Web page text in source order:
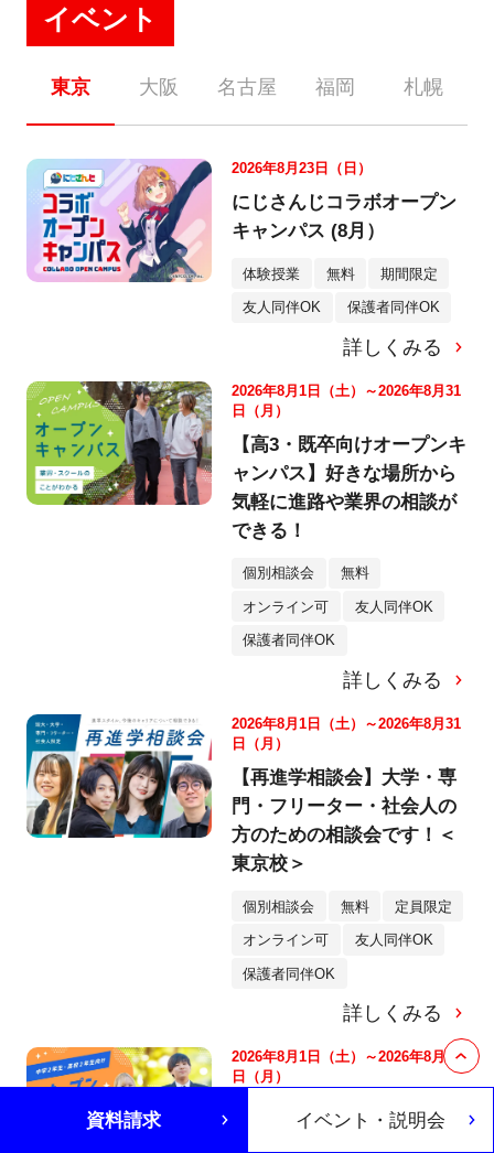
イベント
東京 大阪 名古屋 福岡 札幌
2026年8月23日（日）
にじさんじコラボオープン
キャンパス (8月）
体験授業 無料 期間限定
友人同伴OK 保護者同伴OK
詳しくみる
2026年8月1日（土）～2026年8月31
日（月）
【高3・既卒向けオープンキ
ャンパス】好きな場所から
気軽に進路や業界の相談が
できる！
個別相談会 無料
オンライン可 友人同伴OK
保護者同伴OK
詳しくみる
2026年8月1日（土）～2026年8月31
日（月）
【再進学相談会】大学・専
門・フリーター・社会人の
方のための相談会です！＜
東京校＞
個別相談会 無料 定員限定
オンライン可 友人同伴OK
保護者同伴OK
詳しくみる
2026年8月1日（土）～2026年8月31
日（月）
【高2向けオープンキャンパ
資料請求 イベント・説明会